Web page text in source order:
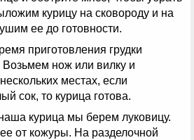
курицу на сковороду и на
ее до готовности.
приготовления грудки
нож или вилку и
местах, если
сок, то курица готова.
курица мы берем луковицу.
от кожуры. На разделочной